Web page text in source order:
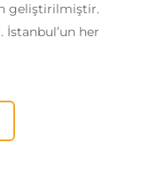
geliştirilmiştir.
İstanbul’un her